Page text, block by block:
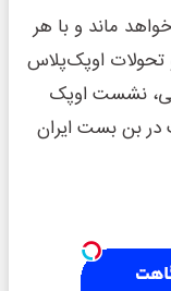
خواهد ماند و با هر
تحولات اوپک‌پلاس
نشست اوپک
در بن بست ایران